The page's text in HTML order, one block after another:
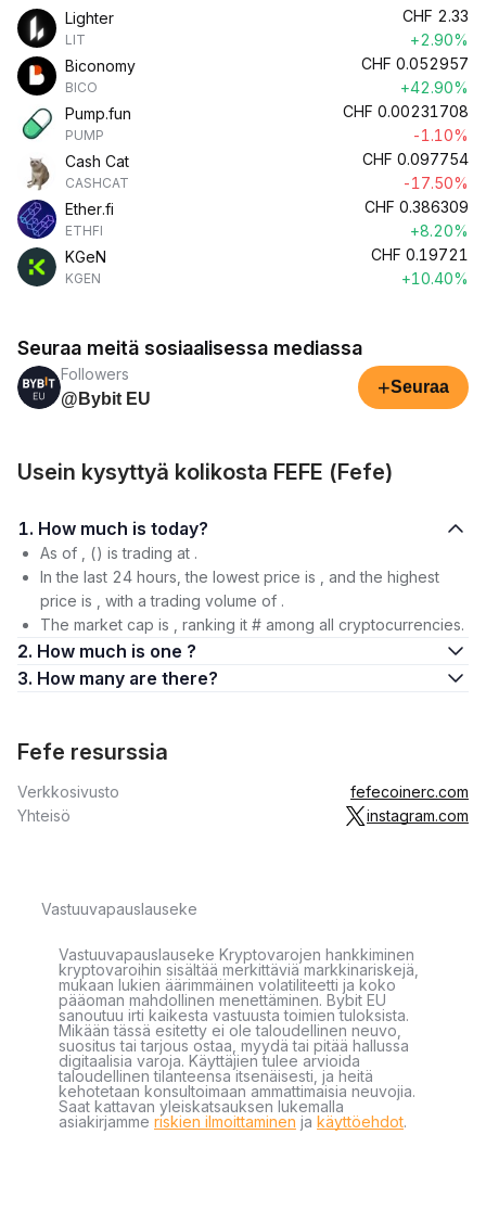
Lighter
LIT
CHF 2.33
+2.90%
Biconomy
BICO
CHF 0.052957
+42.90%
Pump.fun
PUMP
CHF 0.00231708
-1.10%
Cash Cat
CASHCAT
CHF 0.097754
-17.50%
Ether.fi
ETHFI
CHF 0.386309
+8.20%
KGeN
KGEN
CHF 0.19721
+10.40%
Seuraa meitä sosiaalisessa mediassa
Followers
@Bybit EU
+Seuraa
Usein kysyttyä kolikosta FEFE (Fefe)
1. How much is today?
As of , () is trading at .
In the last 24 hours, the lowest price is , and the highest
price is , with a trading volume of .
The market cap is , ranking it # among all cryptocurrencies.
2. How much is one ?
3. How many are there?
Fefe resurssia
Verkkosivusto
fefecoinerc.com
Yhteisö
instagram.com
Vastuuvapauslauseke
Vastuuvapauslauseke Kryptovarojen hankkiminen
kryptovaroihin sisältää merkittäviä markkinariskejä,
mukaan lukien äärimmäinen volatiliteetti ja koko
pääoman mahdollinen menettäminen. Bybit EU
sanoutuu irti kaikesta vastuusta toimien tuloksista.
Mikään tässä esitetty ei ole taloudellinen neuvo,
suositus tai tarjous ostaa, myydä tai pitää hallussa
digitaalisia varoja. Käyttäjien tulee arvioida
taloudellinen tilanteensa itsenäisesti, ja heitä
kehotetaan konsultoimaan ammattimaisia neuvojia.
Saat kattavan yleiskatsauksen lukemalla
asiakirjamme riskien ilmoittaminen ja käyttöehdot.